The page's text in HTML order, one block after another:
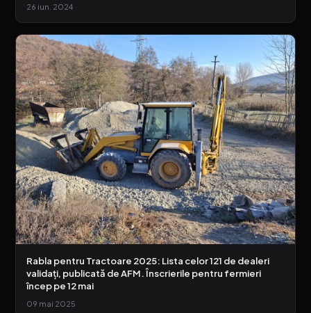
26 iun. 2024
Rabla pentru Tractoare 2025: Lista celor 121 de dealeri
validați, publicată de AFM. Înscrierile pentru fermieri
încep pe 12 mai
09 mai 2025